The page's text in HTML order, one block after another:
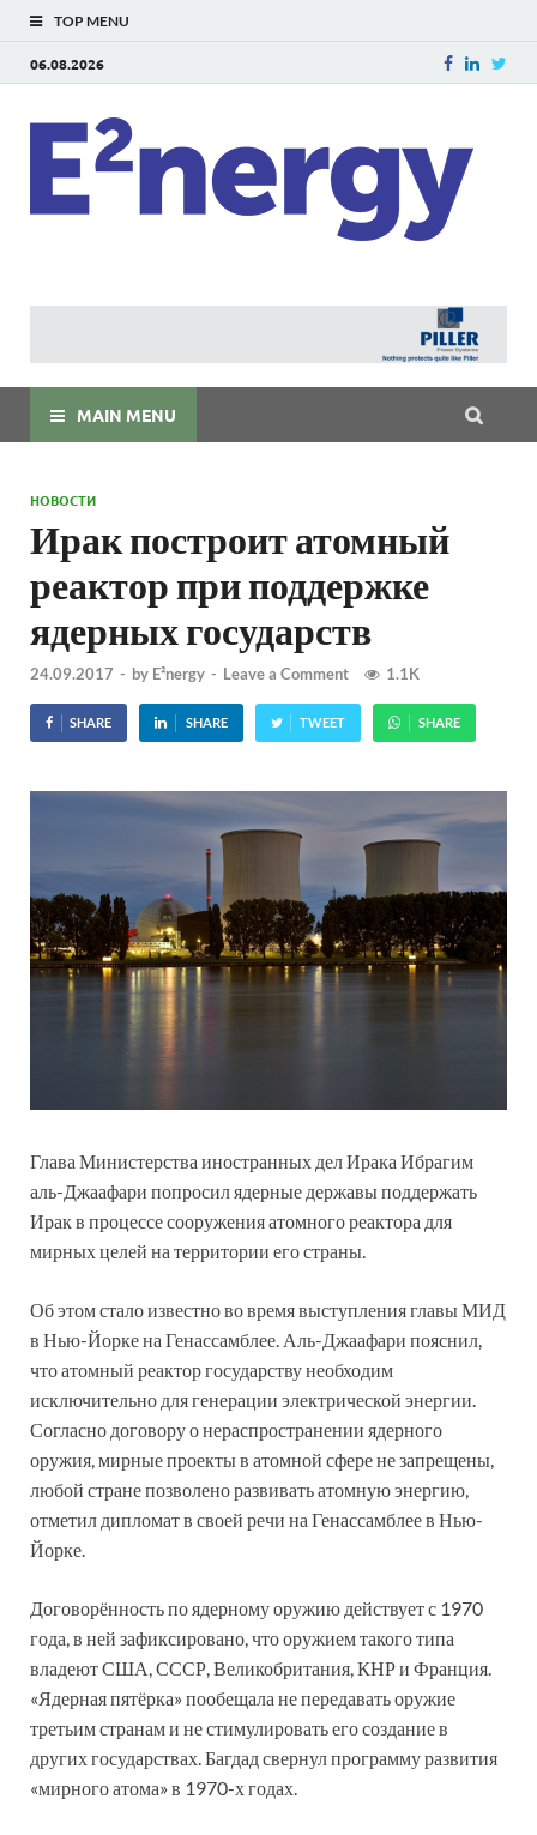
TOP MENU
06.08.2026
MAIN MENU
НОВОСТИ
Ирак построит атомный
реактор при поддержке
ядерных государств
24.09.2017 - by E²nergy - Leave a Comment 1.1K
SHARE SHARE TWEET SHARE
Глава Министерства иностранных дел Ирака Ибрагим
аль-Джаафари попросил ядерные державы поддержать
Ирак в процессе сооружения атомного реактора для
мирных целей на территории его страны.
Об этом стало известно во время выступления главы МИД
в Нью-Йорке на Генассамблее. Аль-Джаафари пояснил,
что атомный реактор государству необходим
исключительно для генерации электрической энергии.
Согласно договору о нераспространении ядерного
оружия, мирные проекты в атомной сфере не запрещены,
любой стране позволено развивать атомную энергию,
отметил дипломат в своей речи на Генассамблее в Нью-
Йорке.
Договорённость по ядерному оружию действует с 1970
года, в ней зафиксировано, что оружием такого типа
владеют США, СССР, Великобритания, КНР и Франция.
«Ядерная пятёрка» пообещала не передавать оружие
третьим странам и не стимулировать его создание в
других государствах. Багдад свернул программу развития
«мирного атома» в 1970-х годах.